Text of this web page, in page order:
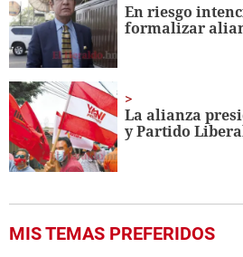
En riesgo
formalizar
La alianza
y Partido
MIS TEMAS PREFERIDOS